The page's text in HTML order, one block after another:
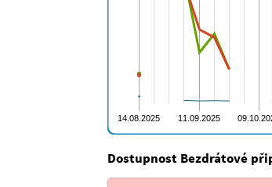
Dostupnost Bezdrátové